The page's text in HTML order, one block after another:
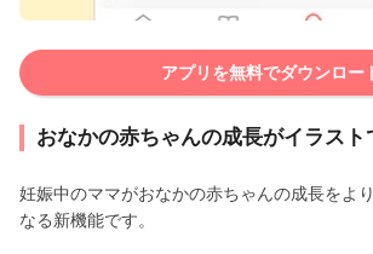
アプリを無料でダウンロー
おなかの赤ちゃんの成長がイラスト
妊娠中のママがおなかの赤ちゃんの成長をよ
なる新機能です。